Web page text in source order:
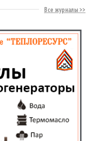
Все журналы